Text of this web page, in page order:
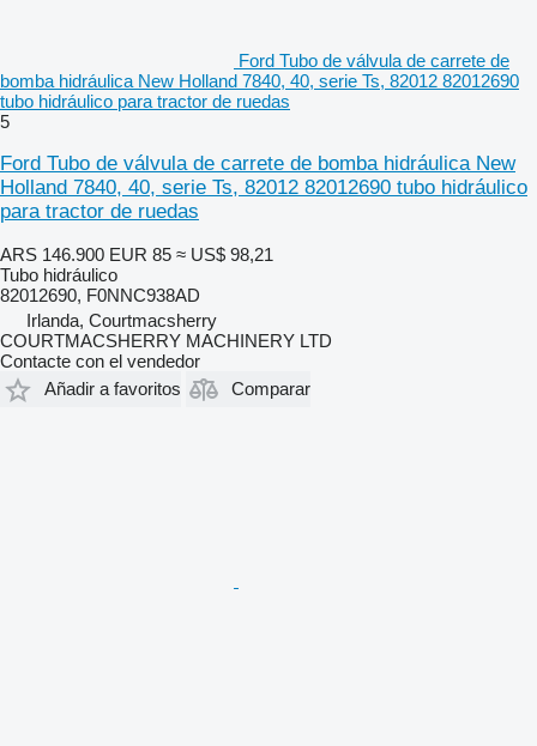
Ford Tubo de válvula de carrete de
bomba hidráulica New Holland 7840, 40, serie Ts, 82012 82012690
tubo hidráulico para tractor de ruedas
5
Ford Tubo de válvula de carrete de bomba hidráulica New
Holland 7840, 40, serie Ts, 82012 82012690 tubo hidráulico
para tractor de ruedas
ARS 146.900 EUR 85 ≈ US$ 98,21
Tubo hidráulico
82012690, F0NNC938AD
Irlanda, Courtmacsherry
COURTMACSHERRY MACHINERY LTD
Contacte con el vendedor
Añadir a favoritos
Comparar